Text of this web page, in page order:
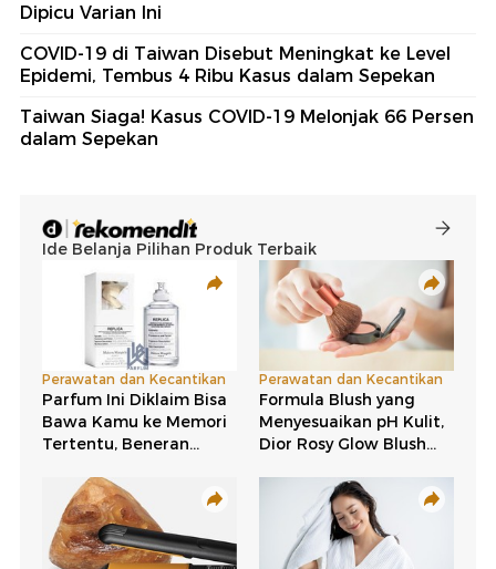
Dipicu Varian Ini
COVID-19 di Taiwan Disebut Meningkat ke Level
Epidemi, Tembus 4 Ribu Kasus dalam Sepekan
Taiwan Siaga! Kasus COVID-19 Melonjak 66 Persen
dalam Sepekan